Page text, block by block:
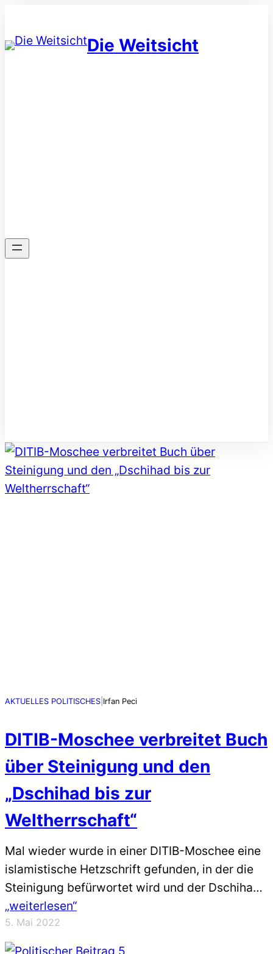
Inhalt
springen
Die Weitsicht
AKTUELLES POLITISCHES Irfan Peci
DITIB-Moschee verbreitet Buch
über Steinigung und den
„Dschihad bis zur
Weltherrschaft“
Mal wieder wurde in einer DITIB-Moschee eine
islamistische Hetzschrift gefunden, in der die
Steinigung befürwortet wird und der Dschihad
bis zur Weltherrschaft gelehrt wird. Besonders
brisant ist der Ort des Fundes, nämlich
ausgerechnet die Kölner Zentralmoschee, die
„weiterlesen“
5. Mai 2022